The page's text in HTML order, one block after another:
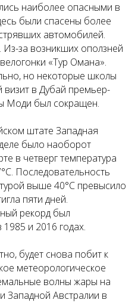
наиболее опасными в
были спасены более
автомобилей.
за возникших оползней
«Тур Омана».
но некоторые школы
в Дубай премьер-
Моди был сокращен.
штате Западная
было наоборот
в четверг температура
Последовательность
выше 40°C превысило
пяти дней.
рекорд был
и 2016 годах.
будет снова побит к
метеорологическое
волны жары на
Западной Австралии в